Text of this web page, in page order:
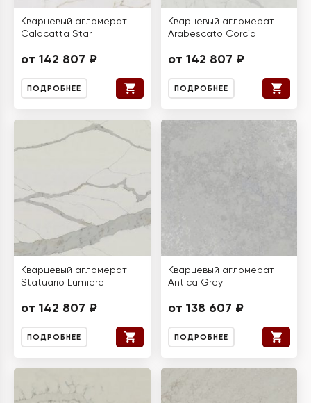
Кварцевый агломерат
Calacatta Star
от 142 807 ₽
ПОДРОБНЕЕ
Кварцевый агломерат
Arabescato Corcia
от 142 807 ₽
ПОДРОБНЕЕ
Кварцевый агломерат
Statuario Lumiere
от 142 807 ₽
ПОДРОБНЕЕ
Кварцевый агломерат
Antica Grey
от 138 607 ₽
ПОДРОБНЕЕ